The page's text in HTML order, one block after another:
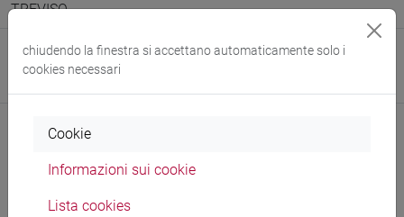
TREVISO
Spazio Moodle
Docenti e corsi di laurea
chiudendo la finestra si accettano automaticamente solo i
cookies necessari
Cookie
Informazioni sui cookie
Lista cookies